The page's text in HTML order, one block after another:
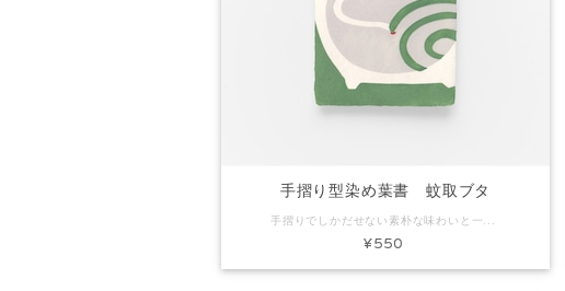
手摺り型染め葉書 蚊取ブタ
¥550